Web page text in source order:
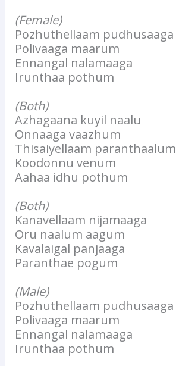
(Female)
Pozhuthellaam pudhusaaga
Polivaaga maarum
Ennangal nalamaaga
Irunthaa pothum
(Both)
Azhagaana kuyil naalu
Onnaaga vaazhum
Thisaiyellaam paranthaalum
Koodonnu venum
Aahaa idhu pothum
(Both)
Kanavellaam nijamaaga
Oru naalum aagum
Kavalaigal panjaaga
Paranthae pogum
(Male)
Pozhuthellaam pudhusaaga
Polivaaga maarum
Ennangal nalamaaga
Irunthaa pothum